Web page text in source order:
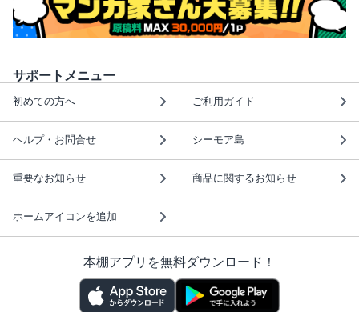
サポートメニュー
初めての方へ ご利用ガイド
ヘルプ・お問合せ シーモア島
重要なお知らせ 商品に関するお知らせ
ホームアイコンを追加
本棚アプリを無料ダウンロード！